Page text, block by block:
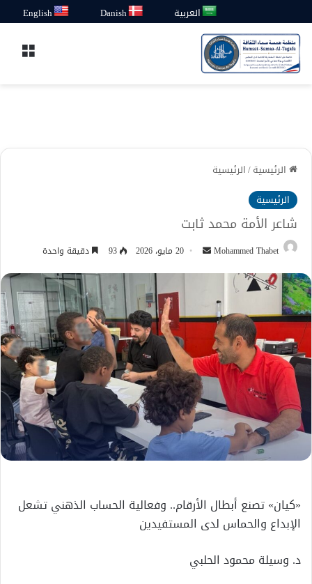
العربية Danish
English
الرئيسية/الرئيسية
الرئيسية
شاعر الأمة محمد ثابت
Mohammed Thabet
أرسل 20 مايو، 2026 93 دقيقة واحدة
«كيان» تصنع أبطال الأرقام.. وفعالية الحساب الذهني تشعل
الإبداع والحماس لدى المستفيدين
د. وسيلة محمود الحلبي